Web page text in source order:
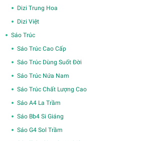
Dizi Trung Hoa
Dizi Việt
Sáo Trúc
Sáo Trúc Cao Cấp
Sáo Trúc Dùng Suốt Đời
Sáo Trúc Nứa Nam
Sáo Trúc Chất Lượng Cao
Sáo A4 La Trầm
Sáo Bb4 Si Giáng
Sáo G4 Sol Trầm